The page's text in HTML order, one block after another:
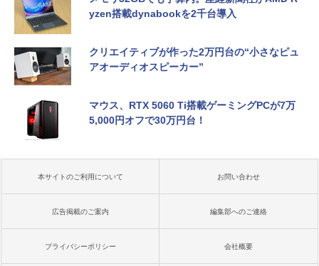
yzen搭載dynabookを2千台導入
クリエイティブが作った2万円台の“小さなピュ
アオーディオスピーカー”
マウス、RTX 5060 Ti搭載ゲーミングPCが7万
5,000円オフで30万円台！
本サイトのご利用について お問い合わせ
広告掲載のご案内 編集部へのご連絡
プライバシーポリシー 会社概要